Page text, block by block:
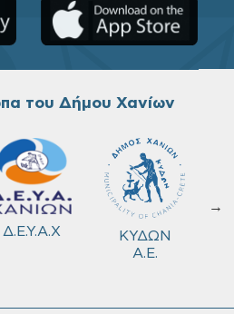
του Δήμου Χανίων
Δ.Ε.Υ.Α.Χ
ΚΥΔΩΝ
Α.Ε.
→